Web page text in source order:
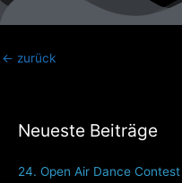
Neueste Beiträge
24. Open Air Dance
← zurück